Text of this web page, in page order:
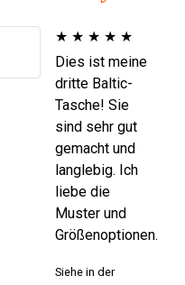
★ ★ ★ ★ ★
Dies ist meine
dritte Baltic-
Tasche! Sie
sind sehr gut
gemacht und
langlebig. Ich
liebe die
Muster und
Größenoptionen.
Siehe in der